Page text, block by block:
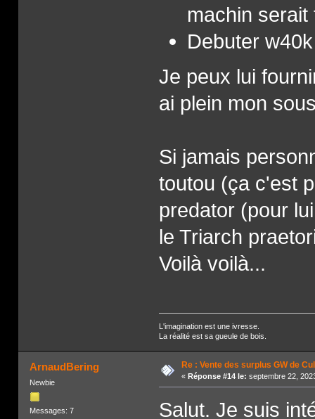
machin serait
Debuter w40k
Je peux lui
ai plein mon
Si jamais
toutou (ça c'est
predator (pour
le Triarch
Voilà voilà...
L'imagination est une ivresse.
La réalité est sa gueule de bois.
ArnaudBering
Newbie
Messages: 7
Re : Vente des surplus GW de
« Réponse #14 le: septembre 22,
Salut. Je suis